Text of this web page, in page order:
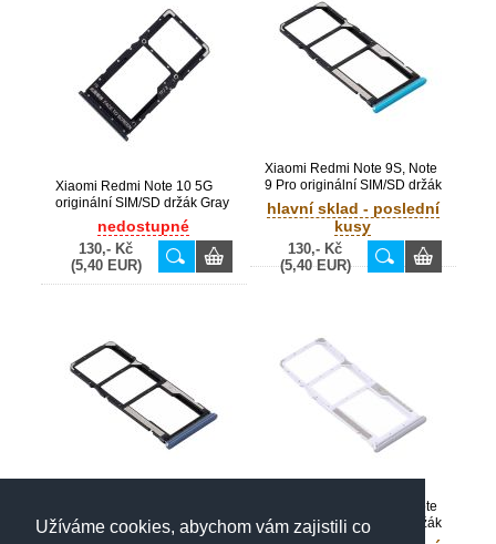
Užíváme cookies, abychom vám zajistili co
Xiaomi Redmi Note 10 5G
originální SIM/SD držák Gray
/ šedý (Bulk)nedostupné
130,- Kč
(5,40 EUR)
Xiaomi Redmi Note 9S, Note
9 Pro originální SIM/SD držák
Green / zelený (Bulk)
hlavní sklad - poslední
kusy
130,- Kč
(5,40 EUR)
9 Pro originální SIM/SD držák
Xiaomi Redmi Note 9S, Note
9 Pro originální SIM/SD držák
Silver / stříbrný (Bulk)